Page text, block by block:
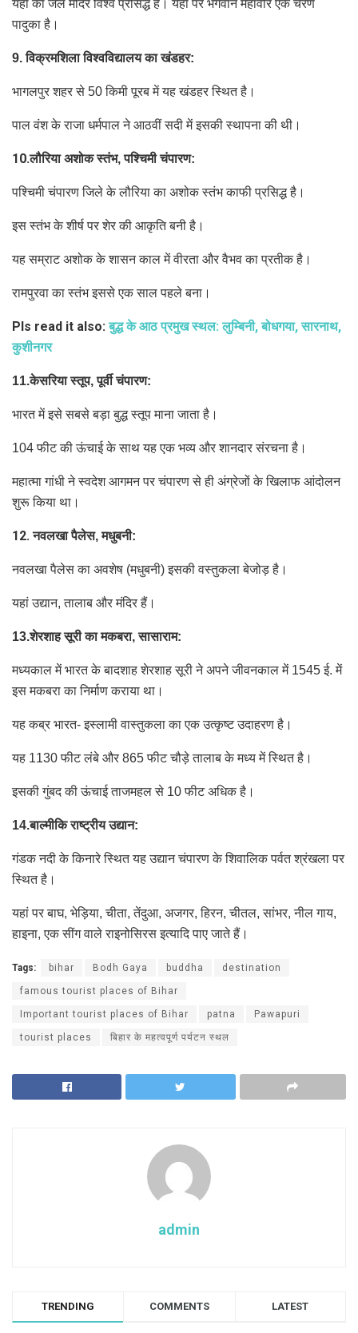
यहां का जल मंदिर विश्व प्रसिद्ध है। यहां पर भगवान महावीर एक चरण
पादुका है।
9.विक्रमशिला विश्वविद्यालय का खंडहर:
भागलपुर शहर से 50 किमी पूरब में यह खंडहर स्थित है।
पाल वंश के राजा धर्मपाल ने आठवीं सदी में इसकी स्थापना की थी।
10.लौरिया अशोक स्तंभ, पश्चिमी चंपारण:
पश्चिमी चंपारण जिले के लौरिया का अशोक स्तंभ काफी प्रसिद्ध है।
इस स्तंभ के शीर्ष पर शेर की आकृति बनी है।
यह सम्राट अशोक के शासन काल में वीरता और वैभव का प्रतीक है।
रामपुरवा का स्तंभ इससे एक साल पहले बना।
Pls read it also:बुद्ध के आठ प्रमुख स्थल: लुम्बिनी, बोधगया, सारनाथ,
कुशीनगर
11.केसरिया स्तूप, पूर्वी चंपारण:
भारत में इसे सबसे बड़ा बुद्ध स्तूप माना जाता है।
104 फीट की ऊंचाई के साथ यह एक भव्य और शानदार संरचना है।
महात्मा गांधी ने स्वदेश आगमन पर चंपारण से ही अंग्रेजों के खिलाफ आंदोलन
शुरू किया था।
12.नवलखा पैलेस, मधुबनी:
नवलखा पैलेस का अवशेष (मधुबनी) इसकी वस्तुकला बेजोड़ है।
यहां उद्यान, तालाब और मंदिर हैं।
13.शेरशाह सूरी का मकबरा, सासाराम:
मध्यकाल में भारत के बादशाह शेरशाह सूरी ने अपने जीवनकाल में 1545 ई. में
इस मकबरा का निर्माण कराया था।
यह कब्र भारत- इस्लामी वास्तुकला का एक उत्कृष्ट उदाहरण है।
यह 1130 फीट लंबे और 865 फीट चौड़े तालाब के मध्य में स्थित है।
इसकी गुंबद की ऊंचाई ताजमहल से 10 फीट अधिक है।
14.बाल्मीकि राष्ट्रीय उद्यान:
गंडक नदी के किनारे स्थित यह उद्यान चंपारण के शिवालिक पर्वत श्रंखला पर
स्थित है।
यहां पर बाघ, भेड़िया, चीता, तेंदुआ, अजगर, हिरन, चीतल, सांभर, नील गाय,
हाइना, एक सींग वाले राइनोसिरस इत्यादि पाए जाते हैं।
Tags: bihar Bodh Gaya buddha destination
famous tourist places of Bihar
Important tourist places of Bihar patna Pawapuri
tourist places बिहार के महत्वपूर्ण पर्यटन स्थल
admin
TRENDING COMMENTS LATEST